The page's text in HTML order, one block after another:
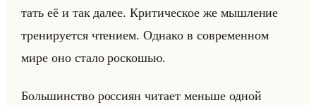
тать её и так далее. Кри­ти­че­ское же мыш­ле­ние
тре­ни­ру­ет­ся чте­ни­ем. Од­на­ко в со­вре­мен­ном
мире оно стало рос­ко­шью.
Большин­ство рос­си­ян чи­та­ет меньше одной